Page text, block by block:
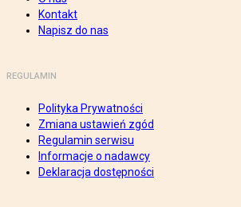
Kontakt
Napisz do nas
REGULAMIN
Polityka Prywatności
Zmiana ustawień zgód
Regulamin serwisu
Informacje o nadawcy
Deklaracja dostępności